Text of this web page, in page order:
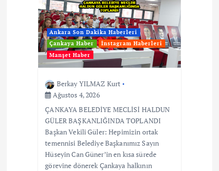
Ankara Son Dakika Haberleri
Çankaya Haber
İnstagram Haberleri
Manşet Haber
Berkay YILMAZ Kurt
Ağustos 4, 2026
ÇANKAYA BELEDİYE MECLİSİ HALDUN
GÜLER BAŞKANLIĞINDA TOPLANDI
Başkan Vekili Güler: Hepimizin ortak
temennisi Belediye Başkanımız Sayın
Hüseyin Can Güner’in en kısa sürede
görevine dönerek Çankaya halkının